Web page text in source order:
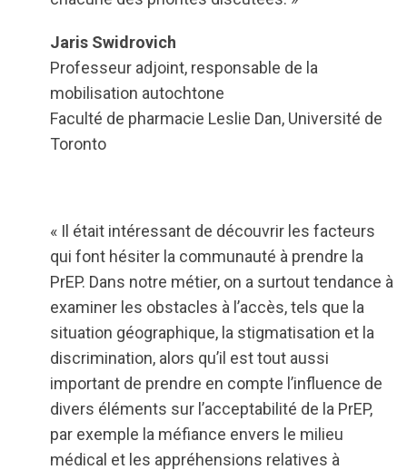
Jaris Swidrovich
Professeur adjoint, responsable de la
mobilisation autochtone
Faculté de pharmacie Leslie Dan, Université de
Toronto
« Il était intéressant de découvrir les facteurs
qui font hésiter la communauté à prendre la
PrEP. Dans notre métier, on a surtout tendance à
examiner les obstacles à l’accès, tels que la
situation géographique, la stigmatisation et la
discrimination, alors qu’il est tout aussi
important de prendre en compte l’influence de
divers éléments sur l’acceptabilité de la PrEP,
par exemple la méfiance envers le milieu
médical et les appréhensions relatives à